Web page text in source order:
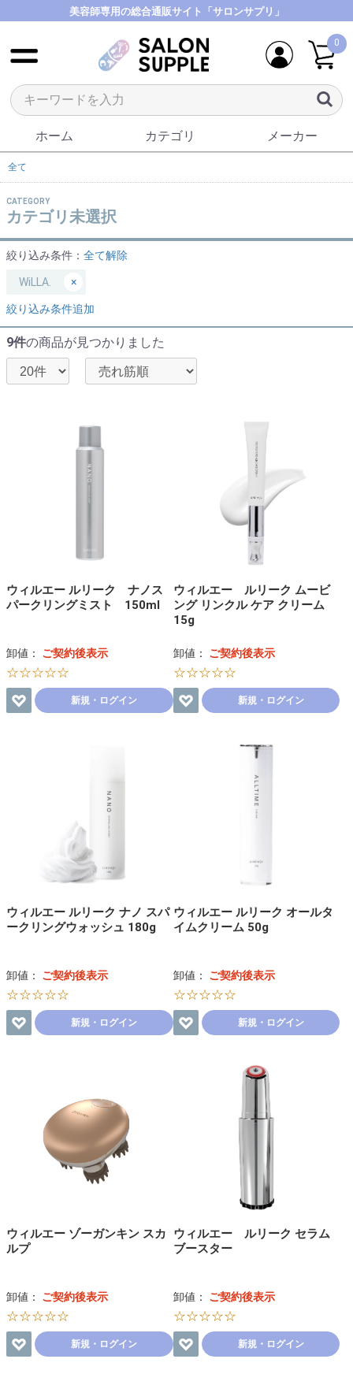
美容師専用の総合通販サイト「サロンサプリ」
0
ホーム カテゴリ メーカー
全て
CATEGORY
カテゴリ未選択
絞り込み条件： 全て解除
WiLLA. ×
絞り込み条件追加
9件の商品が見つかりました
ウィルエー ルリーク ナノス
パークリングミスト 150ml
卸値： ご契約後表示
☆☆☆☆☆
新規・ログイン
ウィルエー ルリーク ムービ
ング リンクル ケア クリーム
15g
卸値： ご契約後表示
☆☆☆☆☆
新規・ログイン
ウィルエー ルリーク ナノ スパ
ークリングウォッシュ 180g
卸値： ご契約後表示
☆☆☆☆☆
新規・ログイン
ウィルエー ルリーク オールタ
イムクリーム 50g
卸値： ご契約後表示
☆☆☆☆☆
新規・ログイン
ウィルエー ゾーガンキン スカ
ルプ
卸値： ご契約後表示
☆☆☆☆☆
新規・ログイン
ウィルエー ルリーク セラム
ブースター
卸値： ご契約後表示
☆☆☆☆☆
新規・ログイン